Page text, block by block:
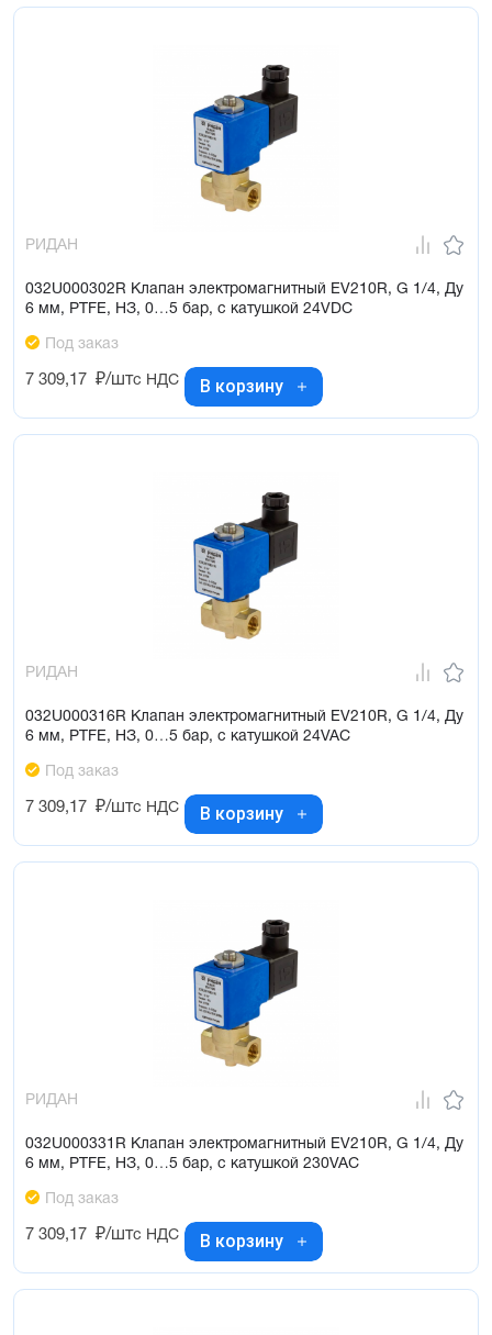
РИДАН
032U000302R Клапан электромагнитный EV210R, G 1/4, Ду
6 мм, PTFE, НЗ, 0…5 бар, с катушкой 24VDC
Под заказ
7 309,17 ₽/штс НДС В корзину
РИДАН
032U000316R Клапан электромагнитный EV210R, G 1/4, Ду
6 мм, PTFE, НЗ, 0…5 бар, с катушкой 24VAC
Под заказ
7 309,17 ₽/штс НДС В корзину
РИДАН
032U000331R Клапан электромагнитный EV210R, G 1/4, Ду
6 мм, PTFE, НЗ, 0…5 бар, с катушкой 230VAC
Под заказ
7 309,17 ₽/штс НДС В корзину